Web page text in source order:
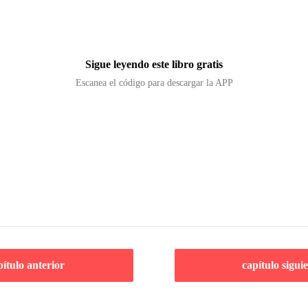
Sigue leyendo este libro gratis
Escanea el código para descargar la APP
anterior capítulo